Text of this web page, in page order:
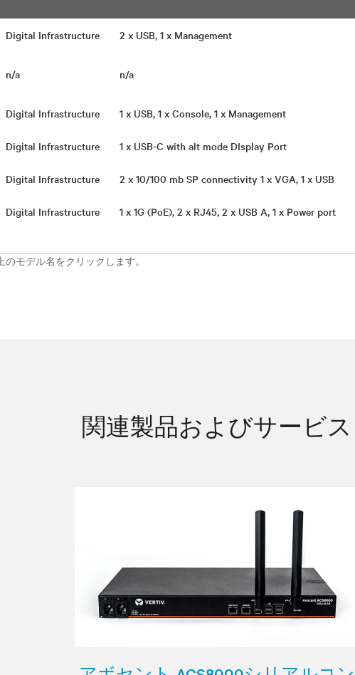
Digital Infrastructure 2 x USB, 1 x Management
n/a n/a
Digital Infrastructure 1 x USB, 1 x Console, 1 x Management
Digital Infrastructure 1 x USB-C with alt mode DIsplay Port
Digital Infrastructure 2 x 10/100 mb SP connectivity 1 x VGA, 1 x USB
Digital Infrastructure 1 x 1G (PoE), 2 x RJ45, 2 x USB A, 1 x Power port
モデル名をクリックします。
関連製品およびサービス